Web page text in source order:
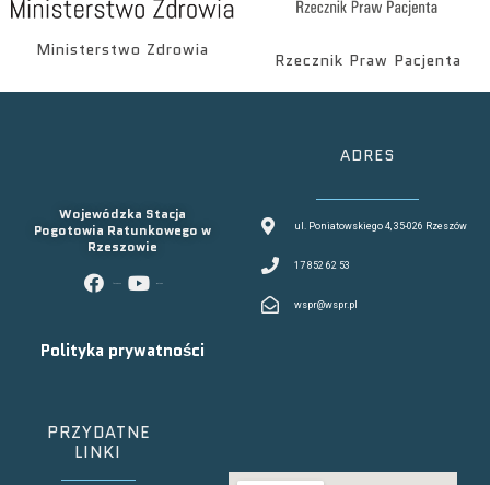
Ministerstwo Zdrowia
Rzecznik Praw Pacjenta
Wojewódzka Stacja
Pogotowia Ratunkowego w
Rzeszowie
Polityka prywatności
ADRES
ul. Poniatowskiego 4, 35-026 Rzeszów
17 852 62 53
wspr@wspr.pl
PRZYDATNE
LINKI